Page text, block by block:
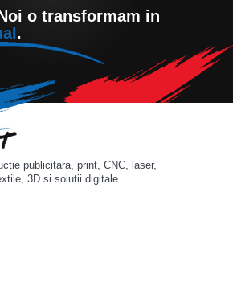
o transformam in
.
publicitara, print, CNC, laser,
3D si solutii digitale.